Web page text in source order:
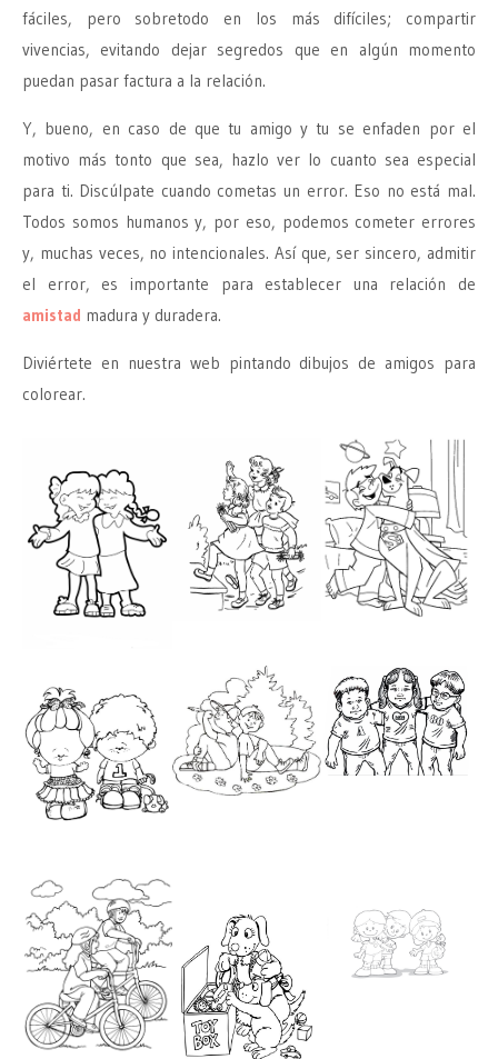
fáciles, pero sobretodo en los más difíciles; compartir
vivencias, evitando dejar segredos que en algún momento
puedan pasar factura a la relación.
Y, bueno, en caso de que tu amigo y tu se enfaden por el
motivo más tonto que sea, hazlo ver lo cuanto sea especial
para ti. Discúlpate cuando cometas un error. Eso no está mal.
Todos somos humanos y, por eso, podemos cometer errores
y, muchas veces, no intencionales. Así que, ser sincero, admitir
el error, es importante para establecer una relación de
amistad madura y duradera.
Diviértete en nuestra web pintando dibujos de amigos para
colorear.